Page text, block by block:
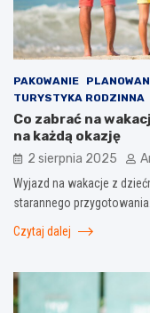
PAKOWANIE
TURYSTYKA RODZINNA
Co zabrać na
na każdą okazję
2 sierpnia 2025
Wyjazd na wakacje z
starannego
Czytaj dalej